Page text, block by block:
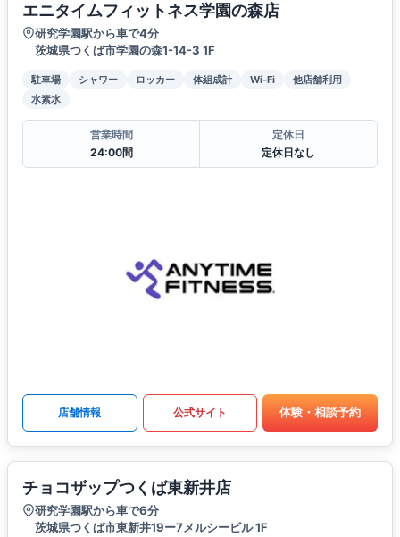
エニタイムフィットネス学園の森店
研究学園駅から車で4分
茨城県つくば市学園の森1-14-3 1F
駐車場 シャワー ロッカー 体組成計 Wi-Fi
他店舗利用
水素水
営業時間
24:00間
定休日
定休日なし
店舗情報 公式サイト 体験・相談予約
チョコザップつくば東新井店
研究学園駅から車で6分
茨城県つくば市東新井19ー7メルシービル 1F